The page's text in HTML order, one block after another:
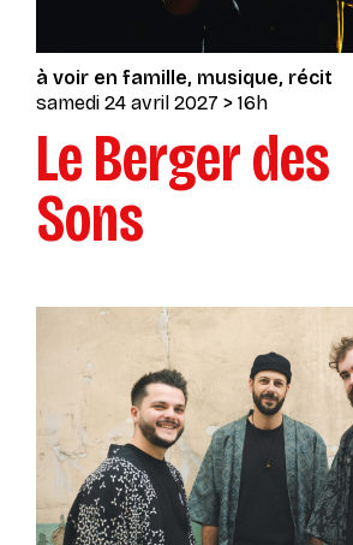
à voir en famille musique récit
samedi 24 avril 2027 > 16h
Le Berger des
Sons